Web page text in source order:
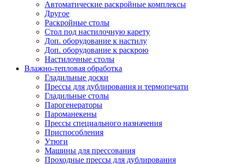
Автоматические раскройные комплексы
Другое
Раскройные столы
Стол под настилочную карету
Доп. оборудование к настилу
Доп. оборудование к раскрою
Настилочные столы
Влажно-тепловая обработка
Гладильные доски
Прессы для дублирования и термопечати
Гладильные столы
Парогенераторы
Пароманекены
Прессы специального назначения
Приспособления
Утюги
Машины для прессования
Проходные прессы для дублирования